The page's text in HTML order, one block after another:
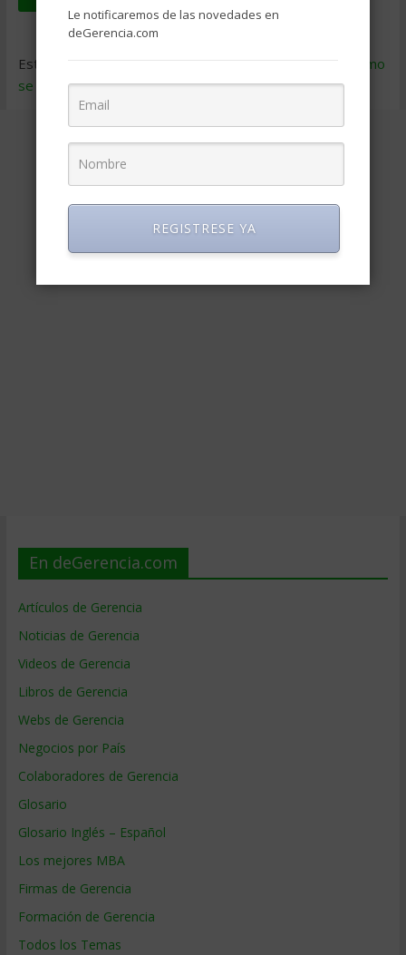
Este sitio usa Akismet para reducir el spam.
Aprende cómo
se procesan los datos de tus comentarios.
En deGerencia.com
Artículos de Gerencia
Noticias de Gerencia
Videos de Gerencia
Libros de Gerencia
Webs de Gerencia
Negocios por País
Colaboradores de Gerencia
Glosario
Glosario Inglés – Español
Los mejores MBA
Firmas de Gerencia
Formación de Gerencia
Todos los Temas
Le notificaremos de las novedades en
deGerencia.com
REGISTRESE YA